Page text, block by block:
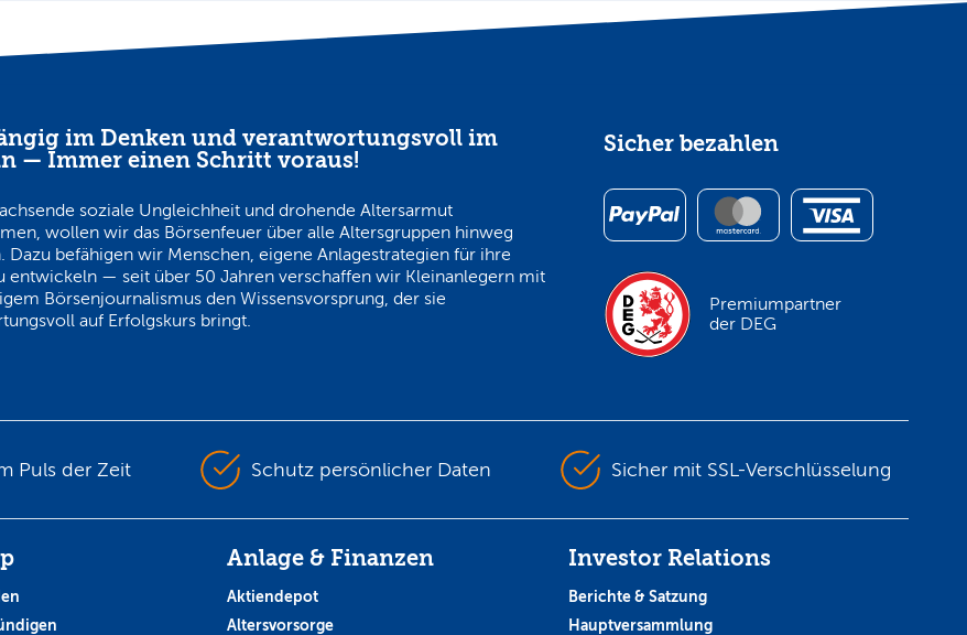
im Denken und verantwortungsvoll im
— Immer einen Schritt voraus!
soziale Ungleichheit und drohende Altersarmut
wollen wir das Börsenfeuer über alle Altersgruppen hinweg
Dazu befähigen wir Menschen, eigene Anlagestrategien für ihre
entwickeln — seit über 50 Jahren verschaffen wir Kleinanlegern mit
Börsenjournalismus den Wissensvorsprung, der sie
auf Erfolgskurs bringt.
Sicher bezahlen
Premiumpartner
der DEG
Puls der Zeit Schutz persönlicher Daten Sicher mit SSL-Verschlüsselung
Anlage & Finanzen
Aktiendepot
Altersvorsorge
Investor Relations
Berichte & Satzung
Hauptversammlung